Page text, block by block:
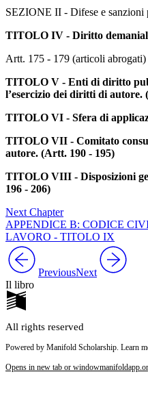
SEZIONE II - Difese e
TITOLO IV - Diritto
Artt. 175 - 179 (articoli abrogati)
TITOLO V - Enti di diritto
l’esercizio dei diritti di autore.
TITOLO VI - Sfera di
TITOLO VII - Comitato
autore. (Artt. 190 - 195)
TITOLO VIII - Disposizioni
196 - 206)
Next Chapter
APPENDICE B: CODICE
LAVORO - TITOLO IX
PreviousNext
Il libro
All rights reserved
Powered by Manifold Scholarship. Learn
Opens in new tab or window